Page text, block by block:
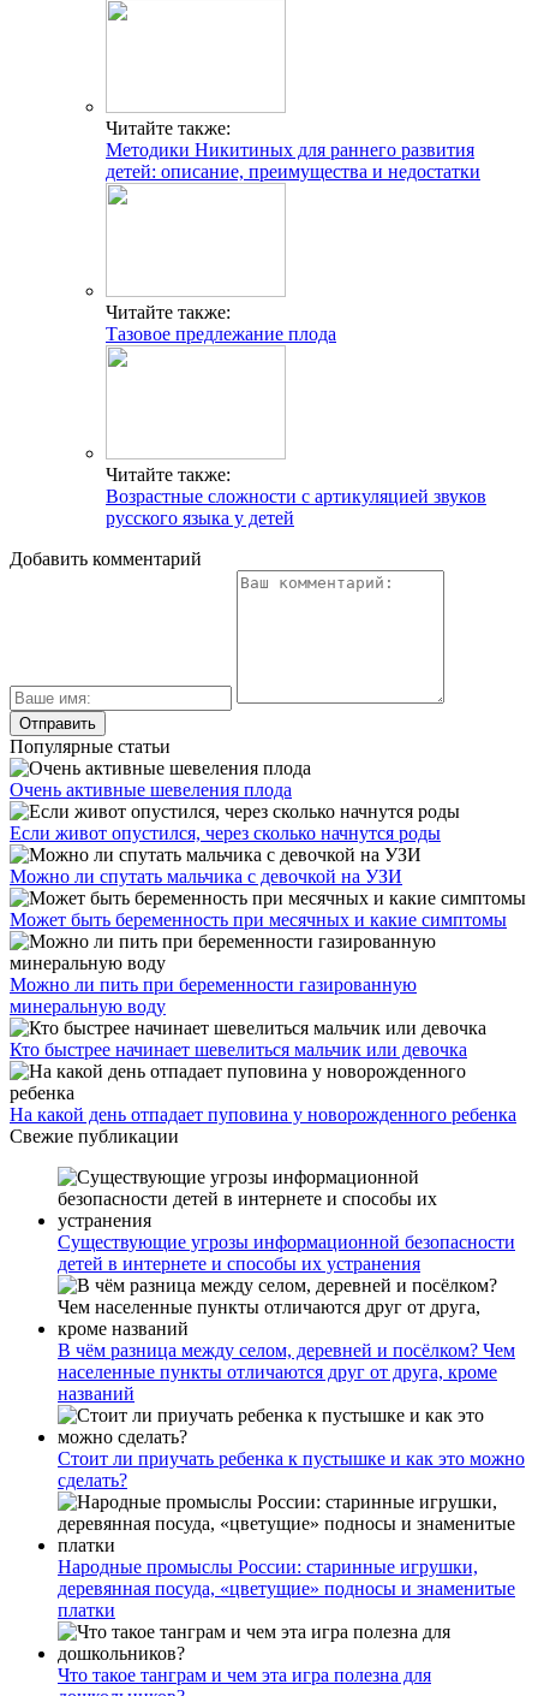
Читайте также:
Методики Никитиных для раннего развития
детей: описание, преимущества и недостатки
Читайте также:
Тазовое предлежание плода
Читайте также:
Возрастные сложности с артикуляцией звуков
русского языка у детей
Добавить комментарий
Популярные статьи
Очень активные шевеления плода
Если живот опустился, через сколько начнутся роды
Можно ли спутать мальчика с девочкой на УЗИ
Может быть беременность при месячных и какие симптомы
Можно ли пить при беременности газированную
минеральную воду
Кто быстрее начинает шевелиться мальчик или девочка
На какой день отпадает пуповина у новорожденного ребенка
Свежие публикации
Существующие угрозы информационной безопасности
детей в интернете и способы их устранения
В чём разница между селом, деревней и посёлком? Чем
населенные пункты отличаются друг от друга, кроме
названий
Стоит ли приучать ребенка к пустышке и как это можно
сделать?
Народные промыслы России: старинные игрушки,
деревянная посуда, «цветущие» подносы и знаменитые
платки
Что такое танграм и чем эта игра полезна для